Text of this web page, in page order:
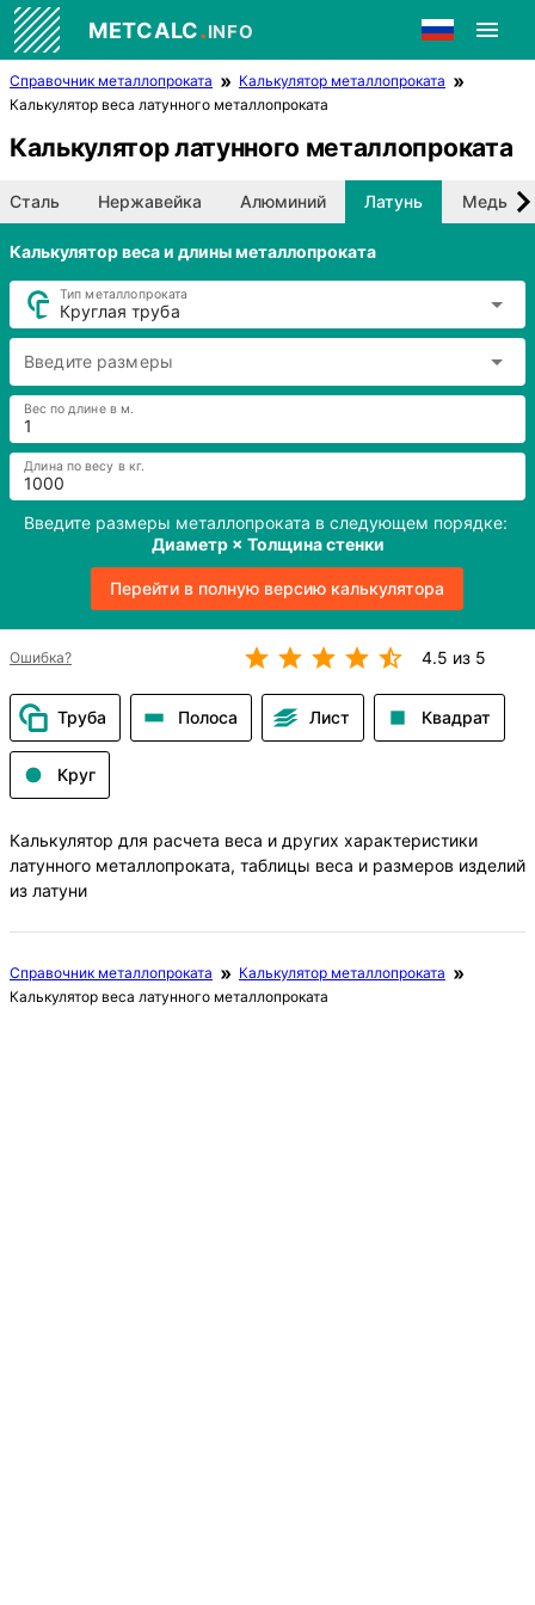
METCALC.INFO
Справочник металлопроката
Калькулятор металлопроката
Калькулятор веса латунного металлопроката
Калькулятор латунного металлопроката
Сталь Нержавейка Алюминий Латунь Медь
Калькулятор веса и длины металлопроката
Круглая труба
Тип металлопроката
Введите размеры
Вес по длине в м.
Длина по весу в кг.
Введите размеры металлопроката в следующем порядке:
Диаметр × Толщина стенки
Перейти в полную версию калькулятора
Ошибка? 4.5 из 5
Труба Полоса Лист Квадрат
Круг
Калькулятор для расчета веса и других характеристики
латунного металлопроката, таблицы веса и размеров изделий
из латуни
Справочник металлопроката
Калькулятор металлопроката
Калькулятор веса латунного металлопроката